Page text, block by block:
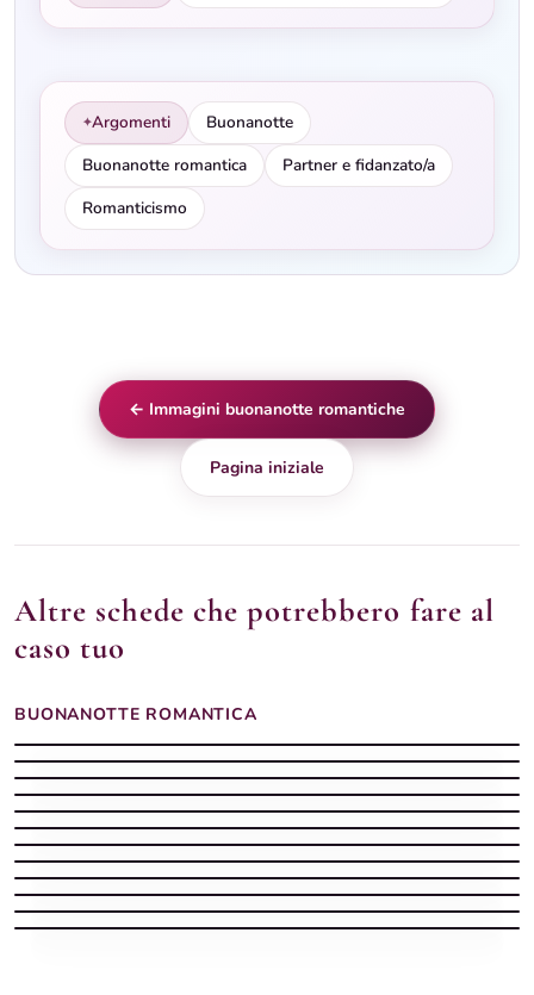
✦Argomenti
Buonanotte
Buonanotte romantica
Partner e fidanzato/a
Romanticismo
Altre schede che potrebbero fare al
caso tuo
BUONANOTTE ROMANTICA
Buonanotte romantica luminosa
Buonanotte pergamena
Frasi buonanotte che colpiscono il cuore cornice dorata
Buonanotte romantica profumata
Frasi buonanotte che colpiscono il cuore finestra gocce
Immagini buonanotte romantiche
Immagini buonanotte romantiche
Immagini buonanotte romantiche
Frasi buonanotte che colpiscono il cuore orsetto peluche
Buona notte buonanotte e sogni d'oro sotto la pioggia insieme
Frasi buonanotte che colpiscono il cuore tra rose dorate e stelle
← Immagini buonanotte romantiche
Pagina iniziale